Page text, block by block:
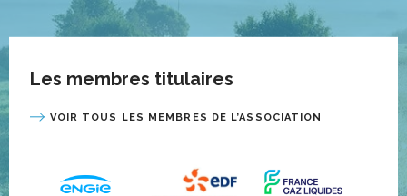
Les membres titulaires
VOIR TOUS LES MEMBRES DE L’ASSOCIATION